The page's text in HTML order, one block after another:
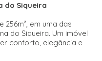
do Siqueira
em uma das
do Siqueira. Um imóvel
conforto, elegância e